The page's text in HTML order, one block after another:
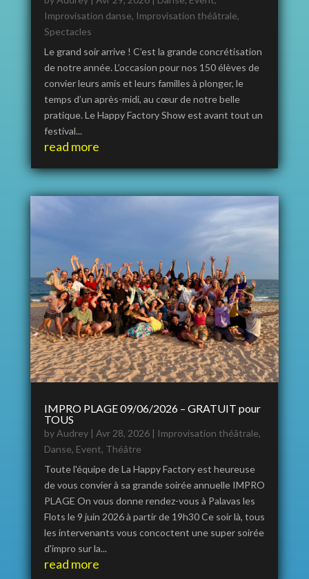
Improvisation danse, Improvisation théâtrale,
Spectacles
Le grand soir arrive ! C’est la grande concrétisation
de notre année. L’occasion pour nos 150 élèves de
convier leurs amis et leurs familles à plonger, le
temps d’un après-midi, au cœur de notre belle
pratique. Le Happy Factory Show est avant tout un
festival...
read more
IMPRO PLAGE 09/06/2026 – GRATUIT pour
TOUS
byAudrey| Avr 28, 2026| Improvisation théâtrale,
Danse, Event, Théâtre
Toute l'équipe de La Happy Factory est heureuse
de vous convier à sa grande soirée annuelle IMPRO
PLAGE On vous donne rendez-vous à Palavas les
Flots le 9 juin 2026 à partir de 19h30 Ce soir là, tous
les intervenants vous concoctent une super soirée
d'impro sur la...
read more